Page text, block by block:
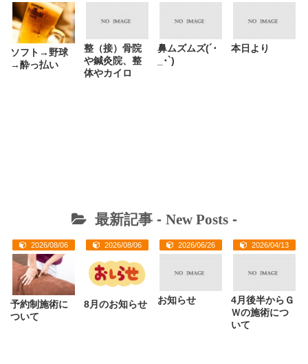
ソフト→野球
→酔っ払い
整（接）骨院
や鍼灸院、整
体やカイロ
鼻ムズムズ(´･
_･`)
本日より
最新記事 - New Posts-
2026/08/06
予約制施術に
ついて
2026/08/06
8月のお知らせ
2026/06/26
お知らせ
2026/04/13
4月後半からＧ
Ｗの施術につ
いて